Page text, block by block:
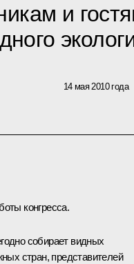
и
14 мая 2010 года
конгресса.
собирает видных
стран, представителей